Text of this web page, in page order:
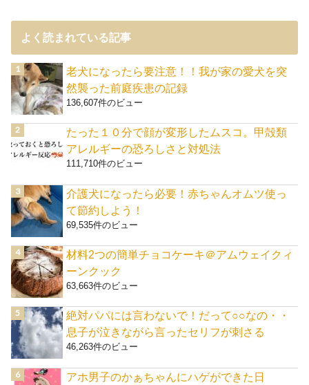
よく読まれている記事
老犬になったら要注意！！我が家の愛犬を突
然襲った前庭疾患の記録
136,607件のビュー
たった１０分で顔が変形したムスコ。甲殻類
アレルギーの恐ろしさと対処法
111,710件のビュー
介護犬になったら必要！赤ちゃんオムツ使っ
て節約しよう！
69,535件のビュー
材料2つの簡単チョコケーキ＠アムウェイクィ
ーンクック
63,663件のビュー
絶対パパには言わないで！だって○○なの・・
息子が泣きながら言ったセリフが刺さる
46,263件のビュー
アホ男子のかぁちゃんにハゲができた日